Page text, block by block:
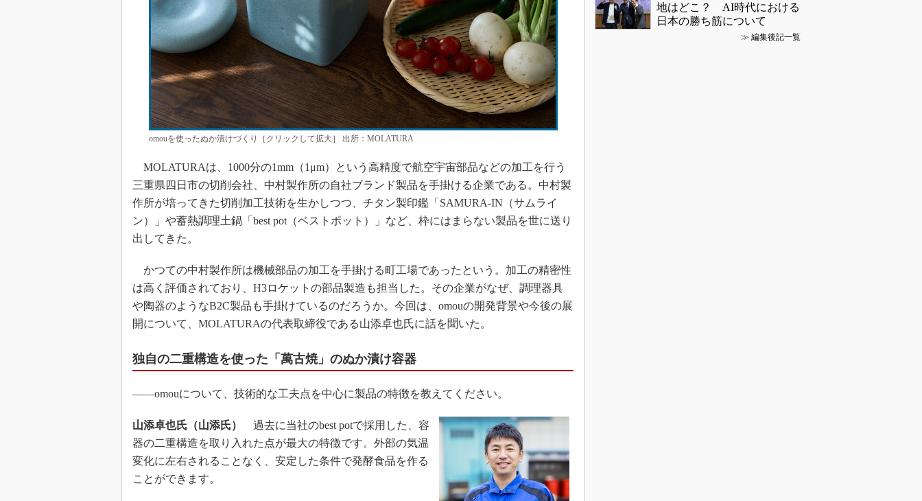
omouを使ったぬか漬けづくり［クリックして拡大］ 出所：MOLATURA
MOLATURAは、1000分の1mm（1μm）という高精度で航空宇宙部品などの加工を行う
三重県四日市の切削会社、中村製作所の自社ブランド製品を手掛ける企業である。中村製
作所が培ってきた切削加工技術を生かしつつ、チタン製印鑑「SAMURA-IN（サムライ
ン）」や蓄熱調理土鍋「best pot（ベストポット）」など、枠にはまらない製品を世に送り
出してきた。
かつての中村製作所は機械部品の加工を手掛ける町工場であったという。加工の精密性
は高く評価されており、H3ロケットの部品製造も担当した。その企業がなぜ、調理器具
や陶器のようなB2C製品も手掛けているのだろうか。今回は、omouの開発背景や今後の展
開について、MOLATURAの代表取締役である山添卓也氏に話を聞いた。
独自の二重構造を使った「萬古焼」のぬか漬け容器
――omouについて、技術的な工夫点を中心に製品の特徴を教えてください。
山添卓也氏（山添氏）
過去に当社のbest potで採用した、容
器の二重構造を取り入れた点が最大の特徴です。外部の気温
変化に左右されることなく、安定した条件で発酵食品を作る
ことができます。
地はどこ？ AI時代における
日本の勝ち筋について
≫ 編集後記一覧